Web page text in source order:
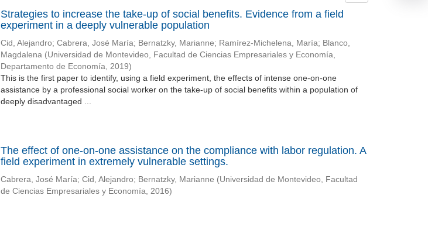
Strategies to increase the take-up of social benefits. Evidence from a field
experiment in a deeply vulnerable population
Cid, Alejandro; Cabrera, José María; Bernatzky, Marianne; Ramírez-Michelena, María; Blanco,
Magdalena (Universidad de Montevideo, Facultad de Ciencias Empresariales y Economía,
Departamento de Economía, 2019)
This is the first paper to identify, using a field experiment, the effects of intense one-on-one
assistance by a professional social worker on the take-up of social benefits within a population of
deeply disadvantaged ...
The effect of one-on-one assistance on the compliance with labor regulation. A
field experiment in extremely vulnerable settings.
Cabrera, José María; Cid, Alejandro; Bernatzky, Marianne (Universidad de Montevideo, Facultad
de Ciencias Empresariales y Economía, 2016)